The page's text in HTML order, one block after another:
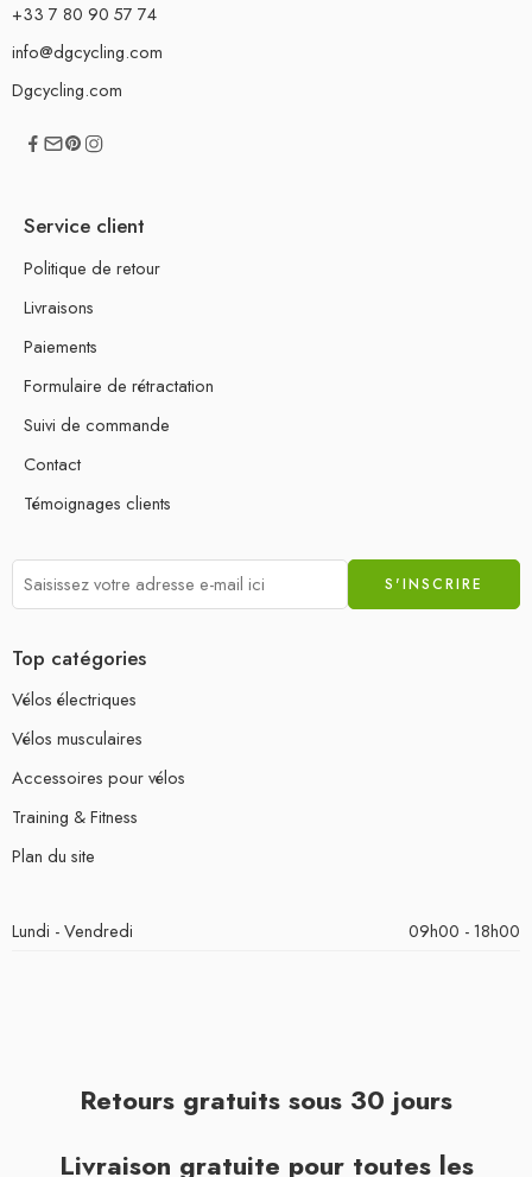
+33 7 80 90 57 74
info@dgcycling.com
Dgcycling.com
Service client
Politique de retour
Livraisons
Paiements
Formulaire de rétractation
Suivi de commande
Contact
Témoignages clients
Top catégories
Vélos électriques
Vélos musculaires
Accessoires pour vélos
Training & Fitness
Plan du site
Lundi - Vendredi 09h00 - 18h00
Retours gratuits sous 30 jours
Livraison gratuite pour toutes les